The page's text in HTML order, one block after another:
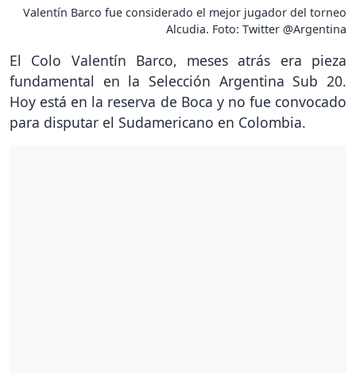
Valentín Barco fue considerado el mejor jugador del torneo
Alcudia. Foto: Twitter @Argentina
El Colo Valentín Barco, meses atrás era pieza
fundamental en la Selección Argentina Sub 20.
Hoy está en la reserva de Boca y no fue convocado
para disputar el Sudamericano en Colombia.